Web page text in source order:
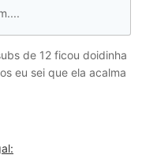
de 12 ficou doidinha
eu sei que ela acalma